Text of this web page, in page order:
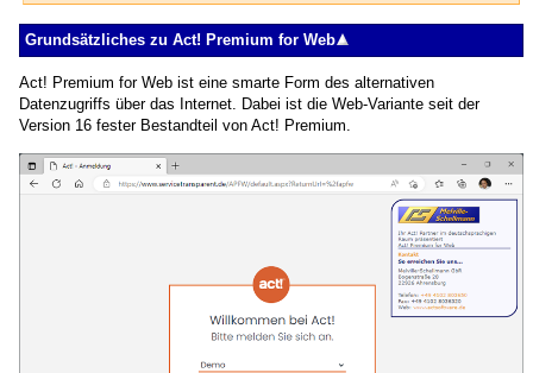
Grundsätzliches zu Act! Premium for Web
Act! Premium for Web ist eine smarte Form des alternativen
Datenzugriffs über das Internet. Dabei ist die Web-Variante seit der
Version 16 fester Bestandteil von Act! Premium.